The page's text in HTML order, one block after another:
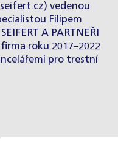
) vedenou
Filipem
A PARTNEŘI
roku 2017–2022
pro trestní